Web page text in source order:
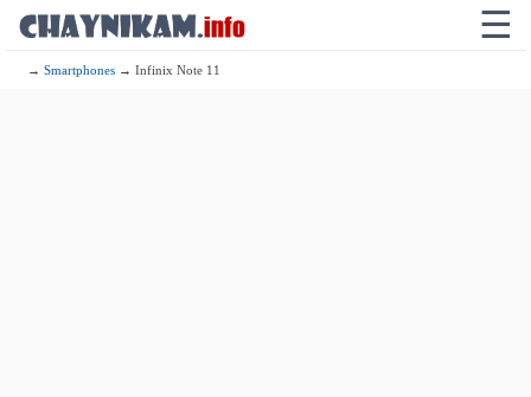
☰
→Smartphones → Infinix Note 11